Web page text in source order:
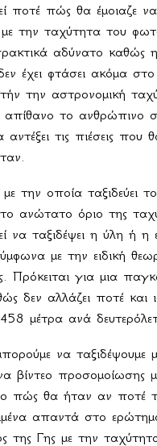
ποτέ πώς θα έμοιαζε να
την ταχύτητα του
αδύνατο καθώς
έχει φτάσει ακόμα
την αστρονομική
απίθανο το ανθρώπινο
τις πιέσεις που
την οποία ταξιδεύει
ανώτατο όριο της
να ταξιδέψει η ύλη ή η
με την ειδική
Πρόκειται για μια
δεν αλλάζει ποτέ και
μέτρα ανά
να ταξιδέψουμε
βίντεο προσομοίωσης
πώς θα ήταν αν ποτέ
απαντά στο
της Γης με την